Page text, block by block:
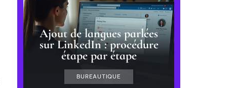
Ajout de langues parlées
sur LinkedIn : procédure
étape par étape
BUREAUTIQUE